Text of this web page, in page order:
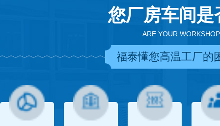
您厂房车间
ARE YOUR
福泰懂您高温工厂的